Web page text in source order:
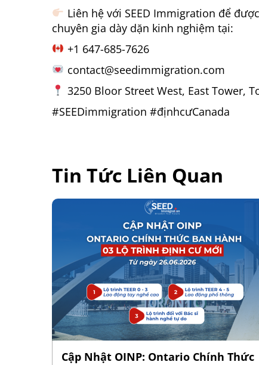
Liên hệ với SEED Immigration để
chuyên gia dày dặn kinh nghiệm tại:
+1 647-685-7626
contact@seedimmigration.com
3250 Bloor Street West, East Tower,
#SEEDimmigration #địnhcưCanada
Tin Tức Liên Quan
Cập Nhật OINP: Ontario Chính Thức